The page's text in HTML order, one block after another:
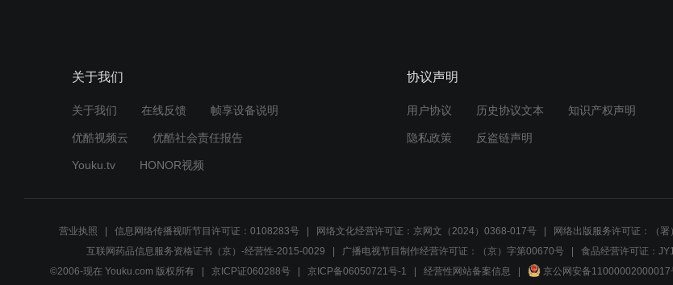
关于我们
关于我们 在线反馈 帧享设备说明
优酷视频云 优酷社会责任报告
Youku.tv HONOR视频
协议声明
用户协议 历史协议文本 知识产权声明
隐私政策 反盗链声明
营业执照 信息网络传播视听节目许可证：0108283号 网络文化经营许可证：京网文（2024）0368-017号 网络出版服务许可证：（
互联网药品信息服务资格证书（京）-经营性-2015-0029
广播电视节目制作经营许可证：（京）字第00670号 食品经营许可证：
©2006-现在 Youku.com 版权所有
京ICP证060288号 京ICP备06050721号-1 经营性网站备案信息 京公网安备11000002000017